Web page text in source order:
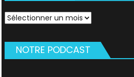
Archives
NOTRE PODCAST